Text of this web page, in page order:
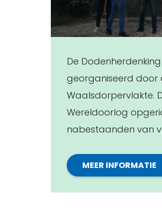
De
georganiseerd door
Waalsdorpervlakte.
Wereldoorlog
nabestaanden van
MEER INFORMATIE